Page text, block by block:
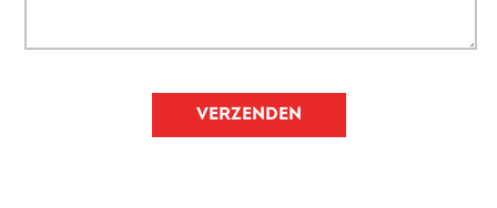
VERZENDEN